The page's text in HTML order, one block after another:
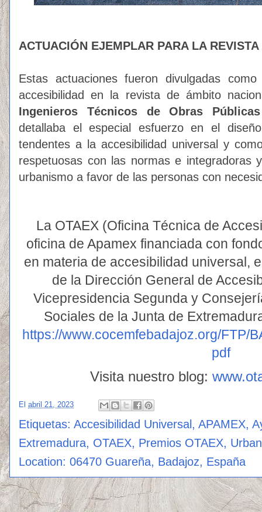
ACTUACIÓN EJEMPLAR PARA LA
Estas actuaciones fueron divulgadas
accesibilidad en la revista de ámbito
Ingenieros Técnicos de Obras
detallaba elespecial esfuerzo en el
tendentes a la accesibilidad universal y
respetuosas con las normas e integradoras
urbanismo a favor de las personas con
La OTAEX (Oficina Técnica de
oficina de Apamex financiada con
en materia de accesibilidad universal,
de la Dirección General de
Vicepresidencia Segunda y
Sociales de la Junta de
https://www.cocemfebadajoz.org/FTP/
pdf
Visita nuestro blog:
El abril 21, 2023
Etiquetas: Accesibilidad Universal , APAMEX,
Extremadura, OTAEX, Premios OTAEX,
Location: 06470 Guareña, Badajoz, España